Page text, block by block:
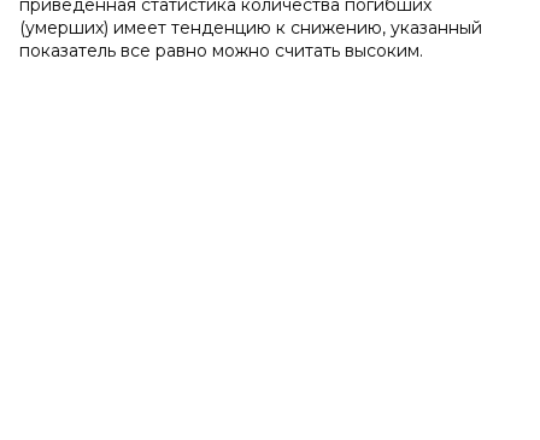
приведенная статистика количества погибших
(умерших) имеет тенденцию к снижению, указанный
показатель все равно можно считать высоким.